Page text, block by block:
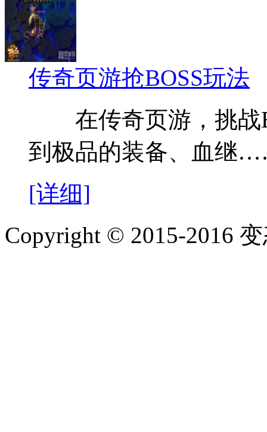
传奇页游抢BOSS玩法
在传奇页游，挑战
到极品的装备、血继
[详细]
Copyright © 2015-2016